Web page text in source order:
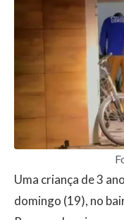
Uma criança de 3
domingo (19), no